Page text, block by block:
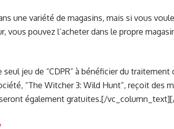
une variété de magasins, mais si vous
vous pouvez l’acheter dans le propre
seul jeu de “CDPR” à bénéficier du
“The Witcher 3: Wild Hunt”, reçoit des
également gratuites.[/